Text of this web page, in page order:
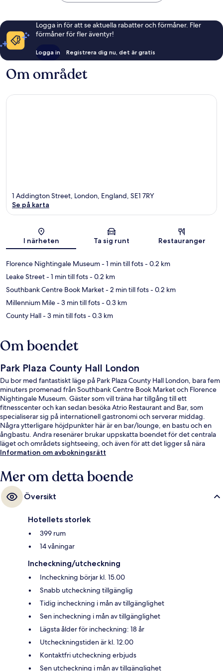
Logga in för att se aktuella rabatter och förmåner. Fler
förmåner för fler äventyr!
Logga in Registrera dig nu, det är gratis
Om området
Karta
1 Addington Street, London, England, SE1 7RY
Se på karta
I närheten Ta sig runt Restauranger
Florence Nightingale Museum- 1 min till fots- 0.2 km
Leake Street- 1 min till fots- 0.2 km
Southbank Centre Book Market- 2 min till fots- 0.2 km
Millennium Mile- 3 min till fots- 0.3 km
County Hall- 3 min till fots- 0.3 km
Om boendet
Park Plaza County Hall London
Du bor med fantastiskt läge på Park Plaza County Hall London, bara fem
minuters promenad från Southbank Centre Book Market och Florence
Nightingale Museum. Gäster som vill träna har tillgång till ett
fitnesscenter och kan sedan besöka Atrio Restaurant and Bar, som
specialiserar sig på internationell gastronomi och serverar middag.
Några ytterligare höjdpunkter här är en bar/lounge, en bastu och en
ångbastu. Andra resenärer brukar uppskatta boendet för det centrala
läget och områdets sightseeing, och även för att det ligger så nära
kollektivtrafiken. Lambeth North Underground Station ligger bara 5
minuter att gå.
Information om avbokningsrätt
Mer om detta boende
Översikt
Hotellets storlek
399 rum
14 våningar
Incheckning/utcheckning
Incheckning börjar kl. 15.00
Snabb utcheckning tillgänglig
Tidig incheckning i mån av tillgänglighet
Sen incheckning i mån av tillgänglighet
Lägsta ålder för incheckning: 18 år
Utcheckningstiden är kl. 12.00
Kontaktfri utcheckning erbjuds
Sen utcheckning i mån av tillgänglighet